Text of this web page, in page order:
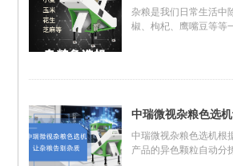
杂粮是我们日常生活中
椒、枸杞、鹰嘴豆等等
中瑞微视杂粮色选
中瑞微视杂粮色选机根
产品的异色颗粒自动分